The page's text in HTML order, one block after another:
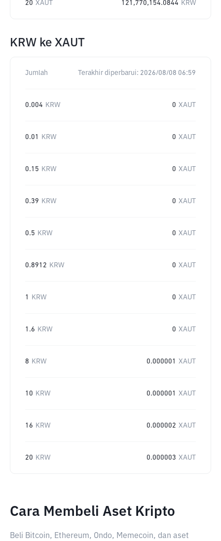
20 XAUT 121,770,154.0844 KRW
KRW ke XAUT
Jumlah Terakhir diperbarui: 2026/08/08 06:59
0.004 KRW 0 XAUT
0.01 KRW 0 XAUT
0.15 KRW 0 XAUT
0.39 KRW 0 XAUT
0.5 KRW 0 XAUT
0.8912 KRW 0 XAUT
1 KRW 0 XAUT
1.6 KRW 0 XAUT
8 KRW 0.000001 XAUT
10 KRW 0.000001 XAUT
16 KRW 0.000002 XAUT
20 KRW 0.000003 XAUT
Cara Membeli Aset Kripto
Beli Bitcoin, Ethereum, Ondo, Memecoin, dan aset